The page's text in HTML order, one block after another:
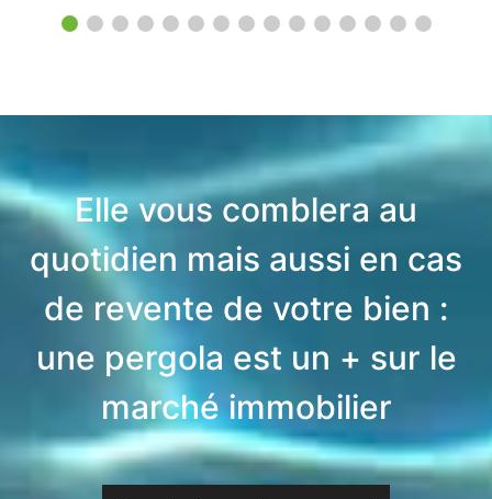
Elle vous comblera au
quotidien mais aussi en cas
de revente de votre bien :
une pergola est un + sur le
marché immobilier